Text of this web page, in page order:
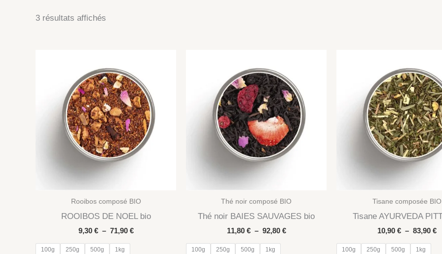
3 résultats affichés
Rooibos composé BIO
ROOIBOS DE NOEL bio
9,30 € – 71,90 €Plage
100g 250g 500g 1kg
Thé noir composé BIO
Thé noir BAIES SAUVAGES bio
11,80 € – 92,80 €Plage
100g 250g 500g 1kg
Tisane composée BIO
Tisane AYURVEDA
10,90 € – 83,90 €
100g 250g 500g 1kg